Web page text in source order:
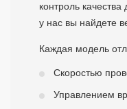
контроль качества
у нас вы найдете
Каждая модель
Скоростью
Управлением